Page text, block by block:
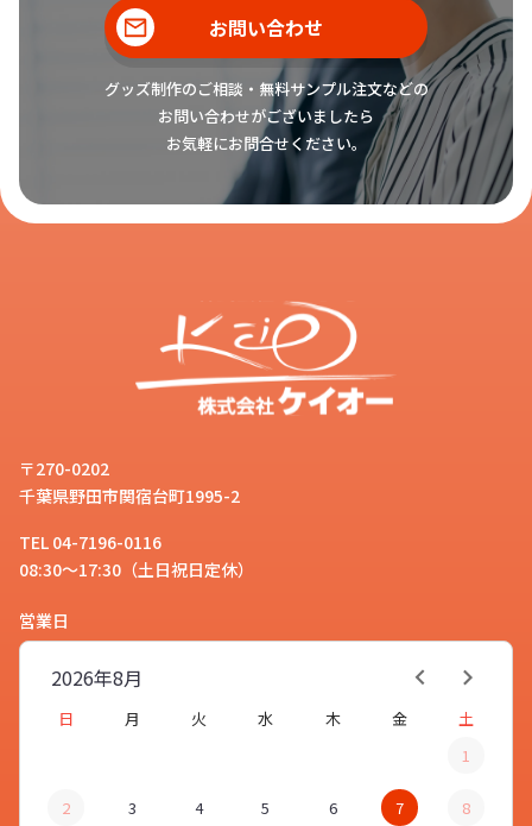
お問い合わせ
グッズ制作のご相談・無料サンプル注文などの
お問い合わせがございましたら
お気軽にお問合せください。
〒270-0202
千葉県野田市関宿台町1995-2
TEL 04-7196-0116
08:30～17:30（土日祝日定休）
営業日
8月
2026年
日 月 火 水 木 金
土
1
2 3 4 5 6 7 8